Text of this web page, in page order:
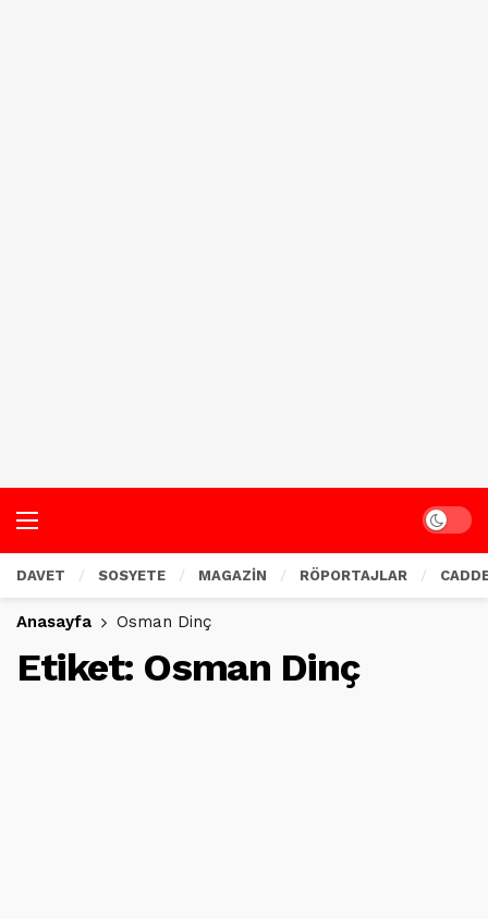
Dark
DAVET SOSYETE MAGAZİN RÖPORTAJLAR
Anasayfa Osman Dinç
Etiket: Osman Dinç